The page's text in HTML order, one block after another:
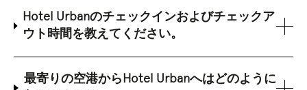
Hotel Urbanのチェックインおよびチェックア
ウト時間を教えてください。
最寄りの空港からHotel Urbanへはどのように